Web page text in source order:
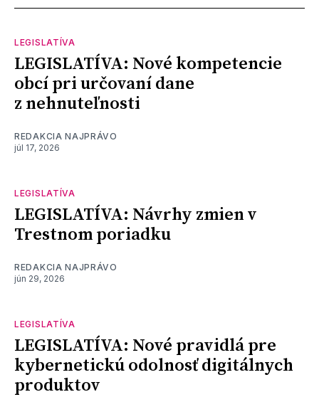
LEGISLATÍVA
LEGISLATÍVA: Nové kompetencie
obcí pri určovaní dane
z nehnuteľnosti
REDAKCIA NAJPRÁVO
júl 17, 2026
LEGISLATÍVA
LEGISLATÍVA: Návrhy zmien v
Trestnom poriadku
REDAKCIA NAJPRÁVO
jún 29, 2026
LEGISLATÍVA
LEGISLATÍVA: Nové pravidlá pre
kybernetickú odolnosť digitálnych
produktov